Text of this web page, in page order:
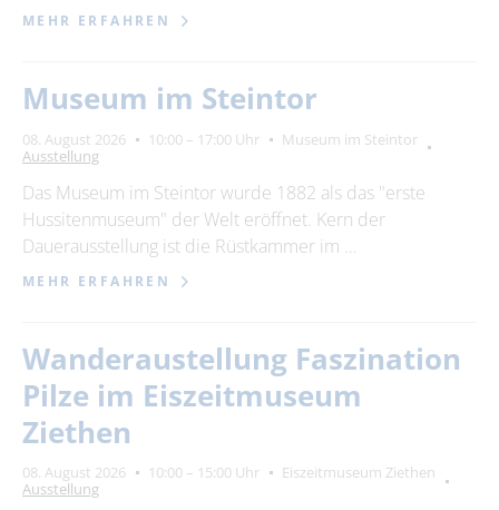
MEHR ERFAHREN
Museum im Steintor
08. August 2026 10:00 – 17:00 Uhr
Museum im Steintor
Ausstellung
Das Museum im Steintor wurde 1882 als das "erste
Hussitenmuseum" der Welt eröffnet. Kern der
Dauerausstellung ist die Rüstkammer im …
MEHR ERFAHREN
Wanderaustellung Faszination
Pilze im Eiszeitmuseum
Ziethen
08. August 2026 10:00 – 15:00 Uhr
Eiszeitmuseum Ziethen
Ausstellung